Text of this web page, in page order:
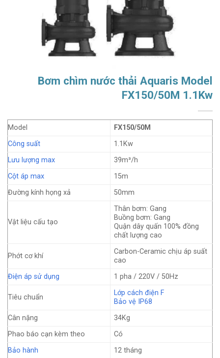
Bơm chìm nước thải Aquaris Model
FX150/50M 1.1Kw
Model
FX150/50M
Công suất
1.1Kw
Lưu lượng max
39m³/h
Cột áp max
15m
Đường kính họng xả
50mm
Vật liệu cấu tạo
Thân bơm: Gang
Buồng bơm: Gang
Quận dây quấn 100% đồng
chất lượng cao
Phớt cơ khí
Carbon-Ceramic chịu áp suất
cao
Điện áp sử dụng
1 pha / 220V / 50Hz
Tiêu chuẩn
Lớp cách điện F
Bảo vệ IP68
Cân nặng
34Kg
Phao báo cạn kèm theo
Có
Bảo hành
12 tháng